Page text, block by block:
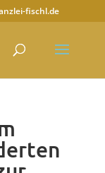
fischl.de